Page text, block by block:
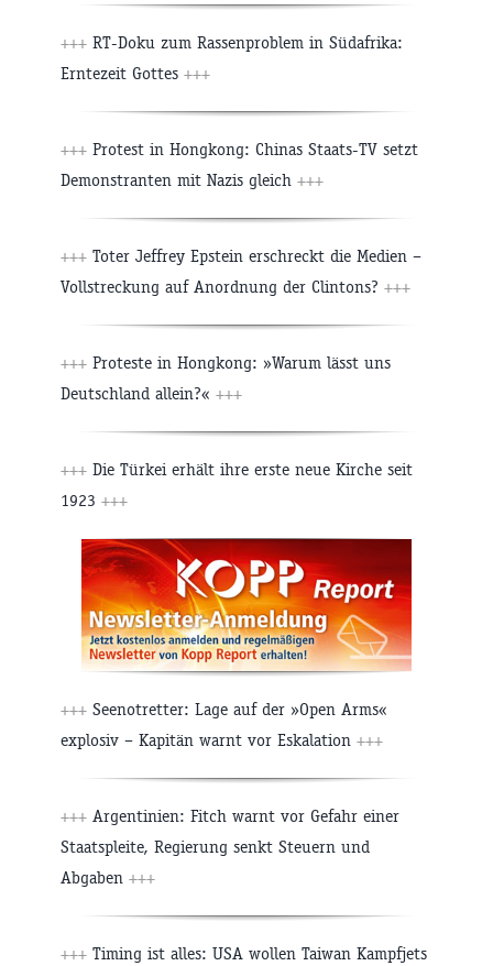
+++ RT-Doku zum Rassenproblem in Südafrika:
Erntezeit Gottes +++
+++ Protest in Hongkong: Chinas Staats-TV setzt
Demonstranten mit Nazis gleich +++
+++ Toter Jeffrey Epstein erschreckt die Medien –
Vollstreckung auf Anordnung der Clintons? +++
+++ Proteste in Hongkong: »Warum lässt uns
Deutschland allein?« +++
+++ Die Türkei erhält ihre erste neue Kirche seit
1923 +++
+++ Seenotretter: Lage auf der »Open Arms«
explosiv – Kapitän warnt vor Eskalation +++
+++ Argentinien: Fitch warnt vor Gefahr einer
Staatspleite, Regierung senkt Steuern und
Abgaben +++
+++ Timing ist alles: USA wollen Taiwan Kampfjets